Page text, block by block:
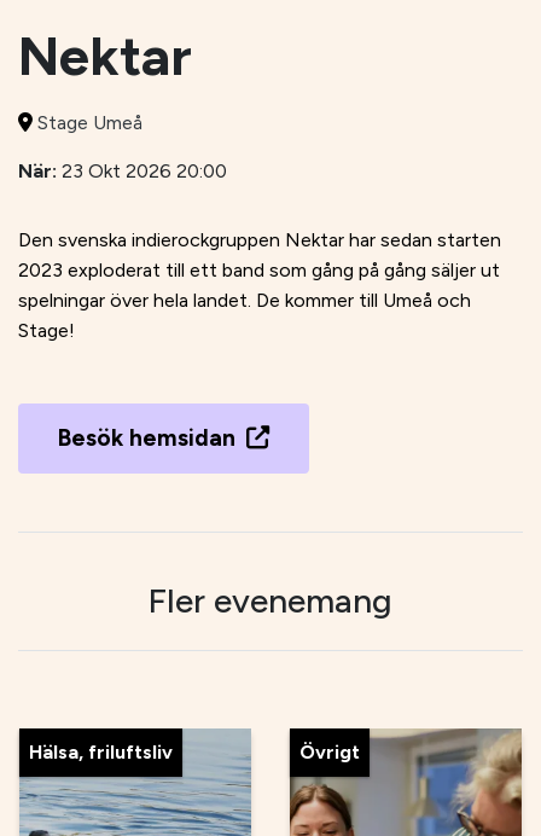
Nektar
Stage Umeå
När: 23 Okt 2026 20:00
Den svenska indierockgruppen Nektar har sedan starten
2023 exploderat till ett band som gång på gång säljer ut
spelningar över hela landet. De kommer till Umeå och
Stage!
Besök hemsidan
Fler evenemang
Hälsa, friluftsliv Övrigt